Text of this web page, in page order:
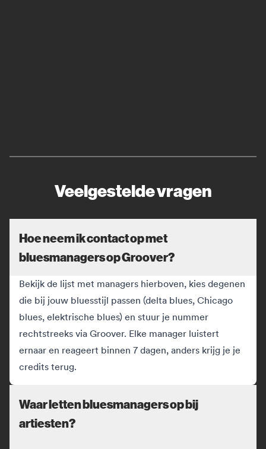
Veelgestelde vragen
Hoe neem ik contact op met
bluesmanagers op Groover?
Bekijk de lijst met managers hierboven, kies degenen
die bij jouw bluesstijl passen (delta blues, Chicago
blues, elektrische blues) en stuur je nummer
rechtstreeks via Groover. Elke manager luistert
ernaar en reageert binnen 7 dagen, anders krijg je je
credits terug.
Waar letten bluesmanagers op bij
artiesten?